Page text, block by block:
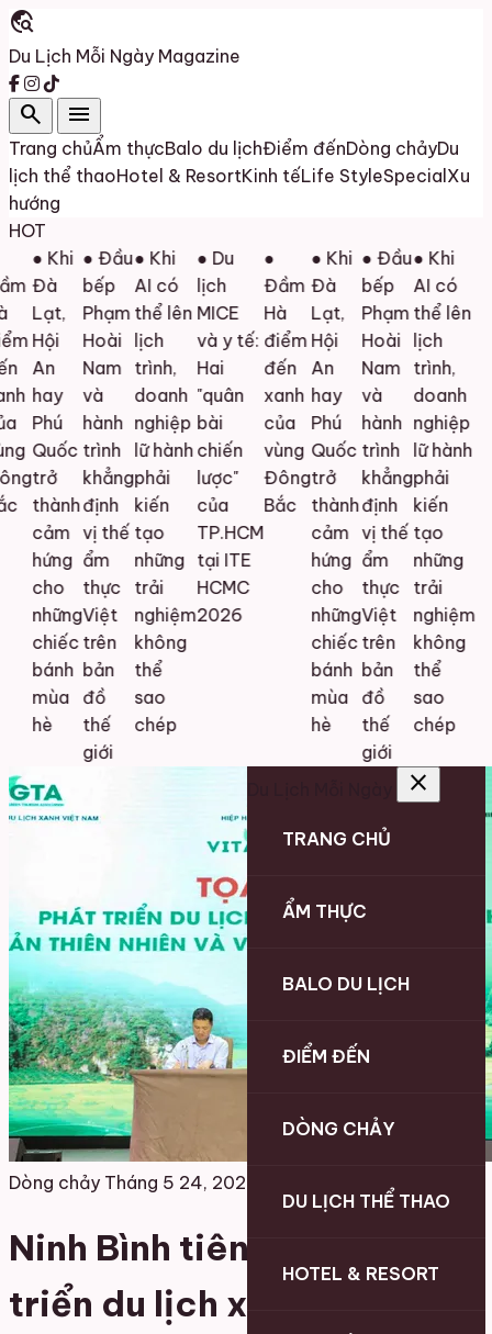
travel_explore
Du Lịch Mỗi Ngày Magazine
search menu
Trang chủẨm thựcBalo du lịchĐiểm đếnDòng chảyDu
lịch thể thaoHotel & ResortKinh tếLife StyleSpecial Xu
hướng
HOT
● Khi
Đà
Lạt,
Hội
An
hay
Phú
Quốc
trở
thành
cảm
hứng
cho
những
chiếc
bánh
mùa
hè
● Đầu
bếp
Phạm
Hoài
Nam
và
hành
trình
khẳng
định
vị thế
ẩm
thực
Việt
trên
bản
đồ
thế
giới
● Khi
AI có
thể lên
lịch
trình,
doanh
nghiệp
lữ hành
phải
kiến
tạo
những
trải
nghiệm
không
thể
sao
chép
● Du
lịch
MICE
và y tế:
Hai
"quân
bài
chiến
lược"
của
TP.HCM
tại ITE
HCMC
2026
Đầm
Hà
điểm
đến
xanh
của
vùng
Đông
Bắc
● Khi
Đà
Lạt,
Hội
An
hay
Phú
Quốc
trở
thành
cảm
hứng
cho
những
chiếc
bánh
mùa
hè
● Đầu
bếp
Phạm
Hoài
Nam
và
hành
trình
khẳng
định
vị thế
ẩm
thực
Việt
trên
bản
đồ
thế
giới
● Khi
AI có
thể lên
lịch
trình,
doanh
nghiệp
lữ hành
phải
kiến
tạo
những
trải
nghiệm
không
thể
sao
chép
close
TRANG CHỦ
ẨM THỰC
BALO DU LỊCH
ĐIỂM ĐẾN
DÒNG CHẢY
DU LỊCH THỂ THAO
HOTEL & RESORT
Dòng chảy Tháng 5 24, 2026
Ninh Bình tiên phong phát
triển du lịch xanh: Từ di